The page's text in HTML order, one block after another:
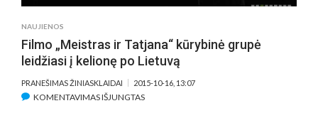
NAUJIENOS
Filmo „Meistras ir Tatjana“ kūrybinė grupė
leidžiasi į kelionę po Lietuvą
PRANEŠIMAS ŽINIASKLAIDAI 2015-10-16, 13:07
KOMENTAVIMAS IŠJUNGTASĮRAŠE